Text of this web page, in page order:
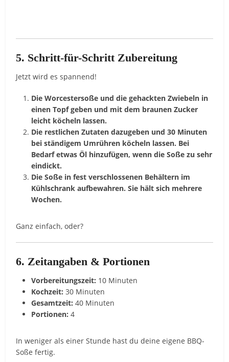
5. Schritt-für-Schritt Zubereitung
Jetzt wird es spannend!
Die Worcestersoße und die gehackten Zwiebeln in
einen Topf geben und mit dem braunen Zucker
leicht köcheln lassen.
Die restlichen Zutaten dazugeben und 30 Minuten
bei ständigem Umrühren köcheln lassen. Bei
Bedarf etwas Öl hinzufügen, wenn die Soße zu sehr
eindickt.
Die Soße in fest verschlossenen Behältern im
Kühlschrank aufbewahren. Sie hält sich mehrere
Wochen.
Ganz einfach, oder?
6. Zeitangaben & Portionen
Vorbereitungszeit: 10 Minuten
Kochzeit: 30 Minuten
Gesamtzeit: 40 Minuten
Portionen: 4
In weniger als einer Stunde hast du deine eigene BBQ-
Soße fertig.